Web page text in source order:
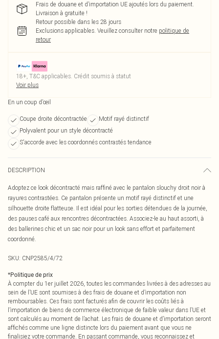
Frais de douane et d’importation UE ajoutés lors du paiement.
Livraison à gratuite !
Retour possible dans les 28 jours
Exclusions applicables. Veuillez consulter notre politique de
retour
18+, T&C applicables. Crédit soumis à statut
Voir plus
En un coup d’œil
Coupe droite décontractée
Motif rayé distinctif
Polyvalent pour un style décontracté
S'accorde avec les coordonnés contrastés tendance
DESCRIPTION
Adoptez ce look décontracté mais raffiné avec le pantalon slouchy droit noir à
rayures contrastées. Ce pantalon présente un motif rayé distinctif et une
silhouette droite flatteuse. Il est idéal pour les sorties détendues de la journée,
des pauses café aux rencontres décontractées. Associez-le au haut assorti, à
des ballerines chic et un sac noir pour un look sans effort et parfaitement
coordonné.
SKU: CNP2585/4/72
*Politique de prix
À compter du 1er juillet 2026, toutes les commandes livrées à des adresses au
sein de l’UE sont soumises à des frais de douane et d’importation non
remboursables. Ces frais sont facturés afin de couvrir les coûts liés à
l’importation de biens de commerce électronique de faible valeur dans l’UE et
sont calculés au moment de l’achat. Les frais de douane et d’importation seront
affichés comme une ligne distincte lors du paiement avant que vous ne
finalisiez votre commande. En passant commande, vous reconnaissez et